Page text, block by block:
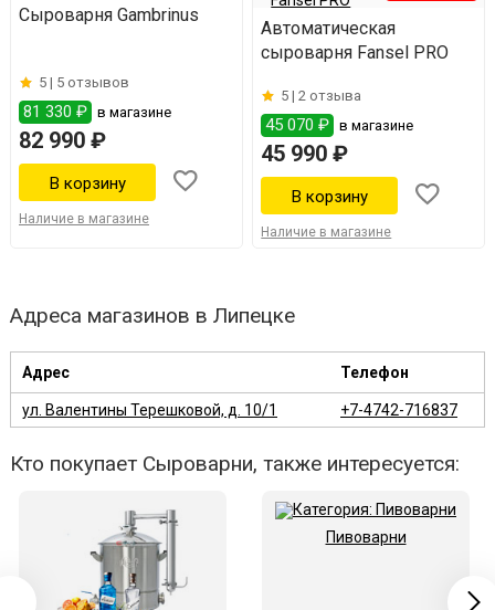
Сыроварня Gambrinus
5 | 5 отзывов
81 330 ₽ в магазине
82 990 ₽
Наличие в магазине
Автоматическая
сыроварня Fansel PRO
5 |2 отзыва
45 070 ₽ в магазине
45 990 ₽
Наличие в магазине
Адреса магазинов в Липецке
Адрес Телефон
ул. Валентины Терешковой, д. 10/1 +7-4742-716837
Кто покупает Сыроварни, также интересуется:
Пивоварни